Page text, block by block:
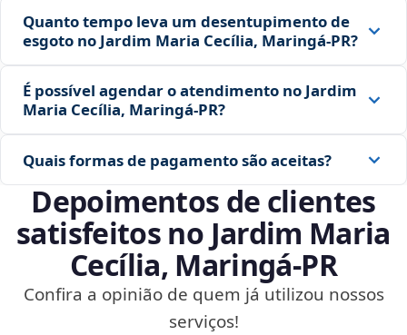
Quanto tempo leva um desentupimento de
esgoto no Jardim Maria Cecília, Maringá‑PR?
É possível agendar o atendimento no Jardim
Maria Cecília, Maringá‑PR?
Quais formas de pagamento são aceitas?
Depoimentos de clientes
satisfeitos no Jardim Maria
Cecília, Maringá‑PR
Confira a opinião de quem já utilizou nossos
serviços!